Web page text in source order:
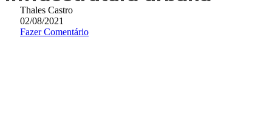
Thales Castro
02/08/2021
Fazer Comentário